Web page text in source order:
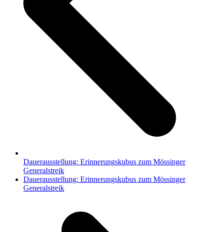
Dauerausstellung: Erinnerungskubus zum Mössinger
Generalstreik
Nächster
Beitrag:
Dauerausstellung: Erinnerungskubus zum Mössinger
Generalstreik